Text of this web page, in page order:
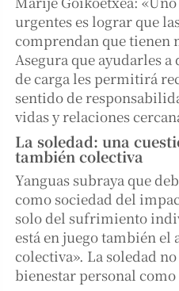
urgentes es lograr que
comprendan que tienen
Asegura que ayudarles a
de carga les permitirá
sentido de
vidas y relaciones
La soledad: una
también colectiva
Yanguas subraya que
como sociedad del
solo del sufrimiento
está en juego también
colectiva». La soledad
bienestar personal